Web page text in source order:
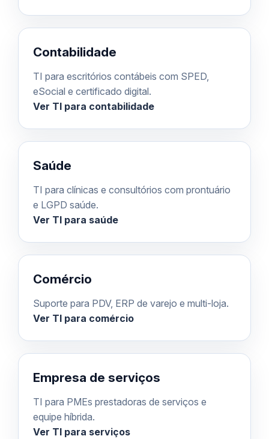
Contabilidade
TI para escritórios contábeis com SPED,
eSocial e certificado digital.
Ver TI para contabilidade
Saúde
TI para clínicas e consultórios com prontuário
e LGPD saúde.
Ver TI para saúde
Comércio
Suporte para PDV, ERP de varejo e multi-loja.
Ver TI para comércio
Empresa de serviços
TI para PMEs prestadoras de serviços e
equipe híbrida.
Ver TI para serviços